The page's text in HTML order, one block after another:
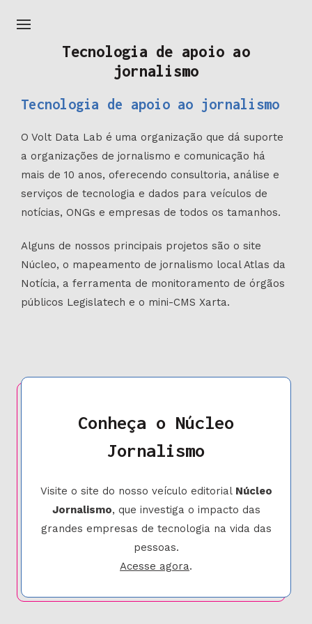
Tecnologia de apoio ao
jornalismo
Tecnologia de apoio ao jornalismo
O Volt Data Lab é uma organização que dá suporte
a organizações de jornalismo e comunicação há
mais de 10 anos, oferecendo consultoria, análise e
serviços de tecnologia e dados para veículos de
notícias, ONGs e empresas de todos os tamanhos.
Alguns de nossos principais projetos são o site
Núcleo, o mapeamento de jornalismo local Atlas da
Notícia, a ferramenta de monitoramento de órgãos
públicos Legislatech e o mini-CMS Xarta.
Conheça o Núcleo
Jornalismo
Visite o site do nosso veículo editorial Núcleo
Jornalismo, que investiga o impacto das
grandes empresas de tecnologia na vida das
pessoas.
Acesse agora.